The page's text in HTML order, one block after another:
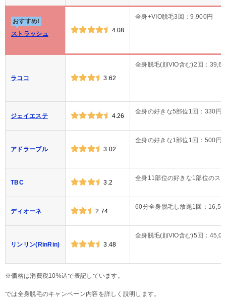
おすすめ!
ストラッシュ
4.08
全身+VIO脱毛3回：9,900円
ラココ 3.62
全身脱毛(顔VIO含む)2回：
ジェイエステ 4.26
全身の好きな5部位1回：330円
アドラーブル 3.02
全身の好きな1部位1回：500円
TBC 3.2
全身11部位の好きな1部位のス
ディオーネ 2.74
60分全身脱毛し放題1回：
リンリン(RinRin) 3.48
全身脱毛(顔VIO含む)5回：
※価格は消費税10%込で表記しています。
では全身脱毛のキャンペーン内容を詳しく説明します。